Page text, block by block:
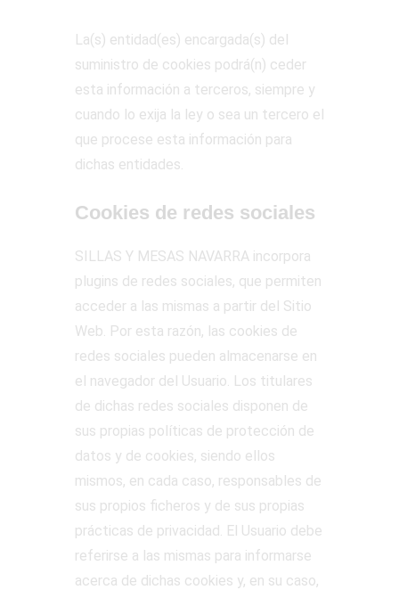
La(s) entidad(es) encargada(s) del
suministro de cookies podrá(n) ceder
esta información a terceros, siempre y
cuando lo exija la ley o sea un tercero el
que procese esta información para
dichas entidades.
Cookies de redes sociales
SILLAS Y MESAS NAVARRA incorpora
plugins de redes sociales, que permiten
acceder a las mismas a partir del Sitio
Web. Por esta razón, las cookies de
redes sociales pueden almacenarse en
el navegador del Usuario. Los titulares
de dichas redes sociales disponen de
sus propias políticas de protección de
datos y de cookies, siendo ellos
mismos, en cada caso, responsables de
sus propios ficheros y de sus propias
prácticas de privacidad. El Usuario debe
referirse a las mismas para informarse
acerca de dichas cookies y, en su caso,